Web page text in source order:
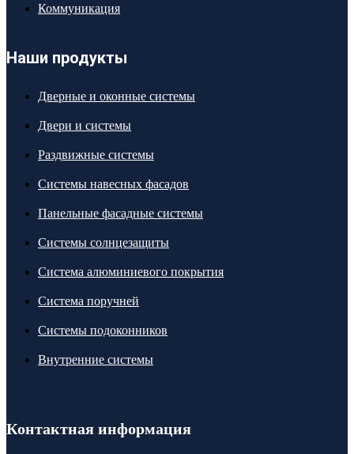
Коммуникация
Наши продукты
Дверные и оконные системы
Двери и системы
Раздвижные системы
Системы навесных фасадов
Панельные фасадные системы
Системы солнцезащиты
Система алюминиевого покрытия
Система поручней
Системы подоконников
Внутренние системы
Контактная информация